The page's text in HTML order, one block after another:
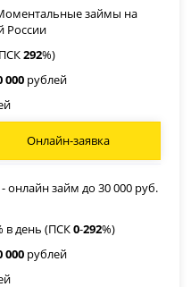
займы на
России
292%)
000 рублей
Онлайн-заявка
онлайн займ до 30 000 руб.
в день (ПСК0-292%)
000 рублей